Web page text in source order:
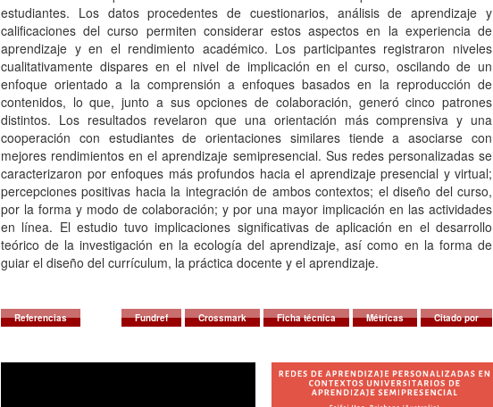
estudiantes. Los datos procedentes de cuestionarios, análisis de aprendizaje y
calificaciones del curso permiten considerar estos aspectos en la experiencia de
aprendizaje y en el rendimiento académico. Los participantes registraron niveles
cualitativamente dispares en el nivel de implicación en el curso, oscilando de un
enfoque orientado a la comprensión a enfoques basados en la reproducción de
contenidos, lo que, junto a sus opciones de colaboración, generó cinco patrones
distintos. Los resultados revelaron que una orientación más comprensiva y una
cooperación con estudiantes de orientaciones similares tiende a asociarse con
mejores rendimientos en el aprendizaje semipresencial. Sus redes personalizadas se
caracterizaron por enfoques más profundos hacia el aprendizaje presencial y virtual;
percepciones positivas hacia la integración de ambos contextos; el diseño del curso,
por la forma y modo de colaboración; y por una mayor implicación en las actividades
en línea. El estudio tuvo implicaciones significativas de aplicación en el desarrollo
teórico de la investigación en la ecología del aprendizaje, así como en la forma de
guiar el diseño del currículum, la práctica docente y el aprendizaje.
Referencias Fundref Crossmark Ficha técnica Métricas Citado por